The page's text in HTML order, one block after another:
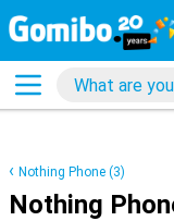
Nothing Phone (3)
Nothing